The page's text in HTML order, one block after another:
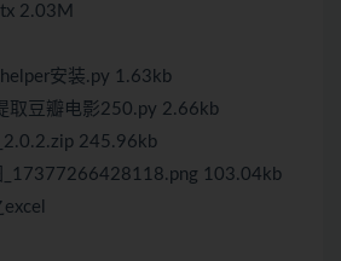
2.03M
安装.py 1.63kb
取豆瓣电影250.py 2.66kb
245.96kb
_17377266428118.png 103.04kb